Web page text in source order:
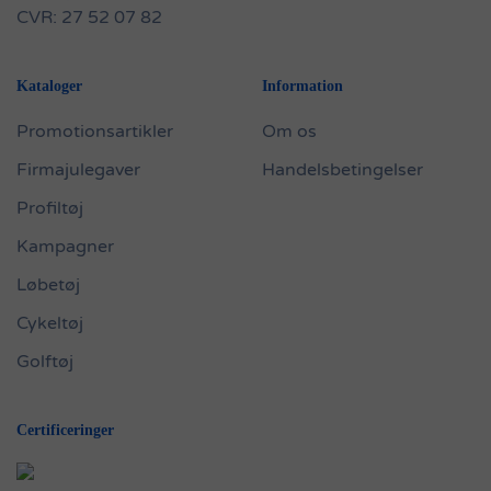
CVR: 27 52 07 82
Kataloger
Promotionsartikler
Firmajulegaver
Profiltøj
Kampagner
Løbetøj
Cykeltøj
Golftøj
Information
Om os
Handelsbetingelser
Certificeringer